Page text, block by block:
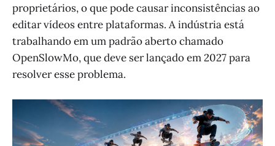
proprietários, o que pode causar inconsistências ao
editar vídeos entre plataformas. A indústria está
trabalhando em um padrão aberto chamado
OpenSlowMo, que deve ser lançado em 2027 para
resolver esse problema.